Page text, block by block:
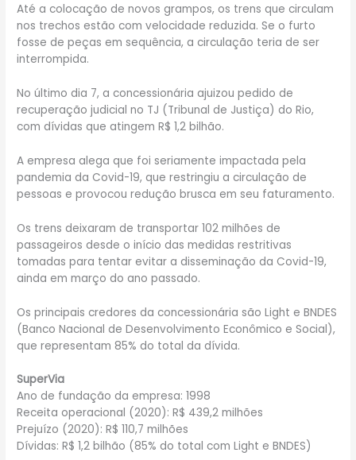
Até a colocação de novos grampos, os trens que circulam
nos trechos estão com velocidade reduzida. Se o furto
fosse de peças em sequência, a circulação teria de ser
interrompida.
No último dia 7, a concessionária ajuizou pedido de
recuperação judicial no TJ (Tribunal de Justiça) do Rio,
com dívidas que atingem R$ 1,2 bilhão.
A empresa alega que foi seriamente impactada pela
pandemia da Covid-19, que restringiu a circulação de
pessoas e provocou redução brusca em seu faturamento.
Os trens deixaram de transportar 102 milhões de
passageiros desde o início das medidas restritivas
tomadas para tentar evitar a disseminação da Covid-19,
ainda em março do ano passado.
Os principais credores da concessionária são Light e BNDES
(Banco Nacional de Desenvolvimento Econômico e Social),
que representam 85% do total da dívida.
SuperVia
Ano de fundação da empresa: 1998
Receita operacional (2020): R$ 439,2 milhões
Prejuízo (2020): R$ 110,7 milhões
Dívidas: R$ 1,2 bilhão (85% do total com Light e BNDES)